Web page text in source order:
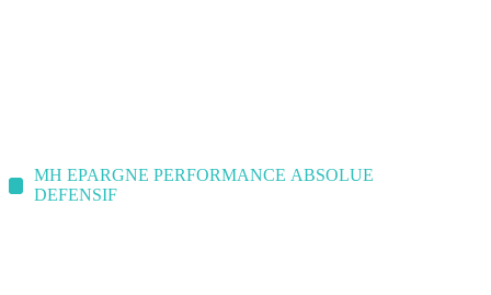
MH EPARGNE PERFORMANCE ABSOLUE
DEFENSIF